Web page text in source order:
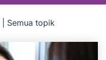
Semua topik